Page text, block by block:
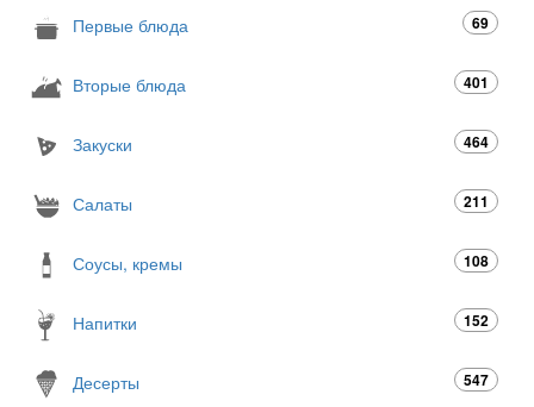
Первые блюда 69
Вторые блюда 401
Закуски 464
Салаты 211
Соусы, кремы 108
Напитки 152
Десерты 547